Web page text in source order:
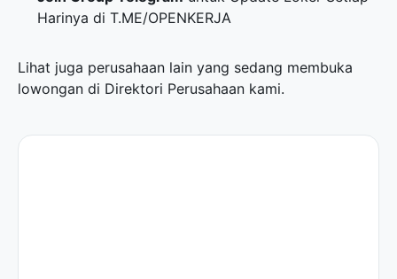
Harinya diT.ME/OPENKERJA
Lihat juga perusahaan lain yang sedang membuka
lowongan di Direktori Perusahaan kami.